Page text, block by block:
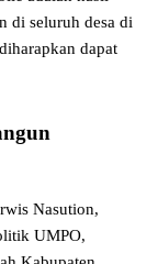
di seluruh desa di
dapat
Nasution,
UMPO,